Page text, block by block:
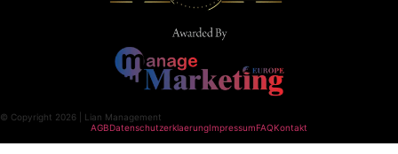
© Copyright 2026 | Lian Management
AGBDatenschutzerklaerungImpressumFAQKontakt